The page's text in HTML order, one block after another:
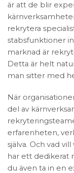
är att de blir
rekrytera
stabsfunktioner
marknad är
Detta är helt
man sitter med
När
del av
erfarenheten,
själva. Och vad
har ett dedikerat
du även ta in en